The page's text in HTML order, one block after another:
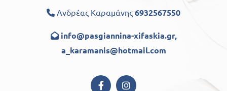
 Ανδρέας Καραμάνης 6932567550
 info@pasgiannina-xifaskia.gr,
a_karamanis@hotmail.com